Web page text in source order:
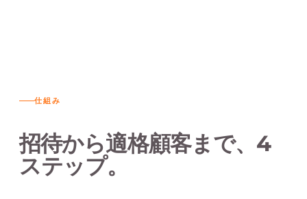
仕組み
招待から適格顧客まで、4
ステップ。